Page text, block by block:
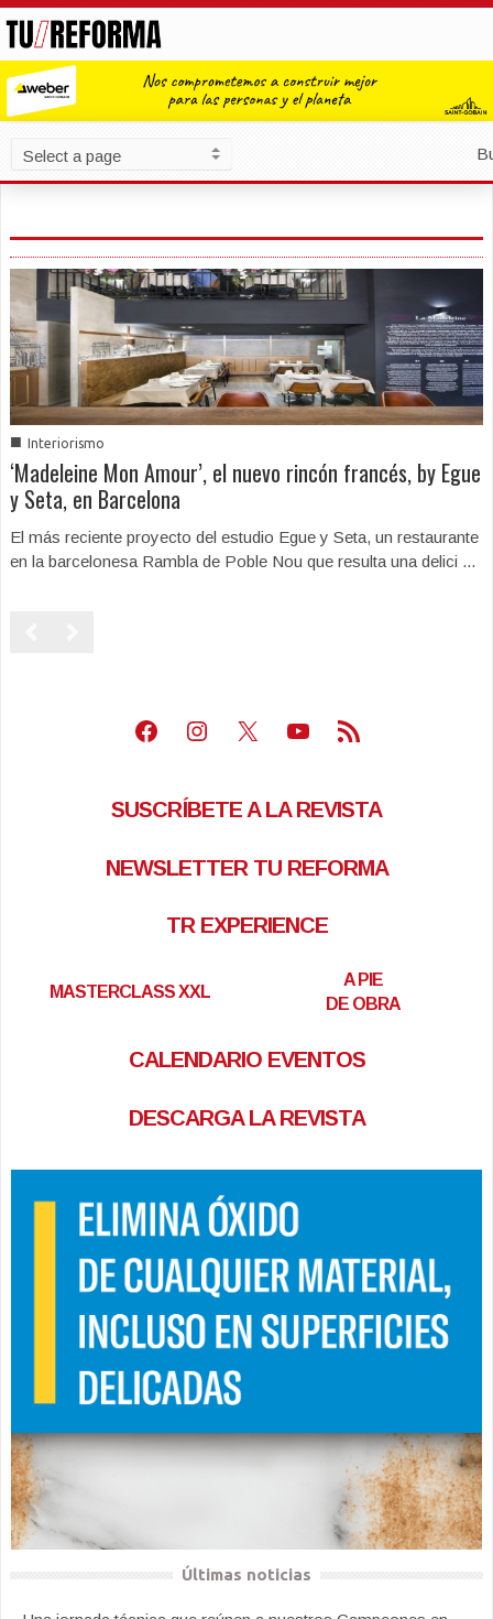
■ Interiorismo
‘Madeleine Mon Amour’, el nuevo rincón francés, by Egue
y Seta, en Barcelona
El más reciente proyecto del estudio Egue y Seta, un restaurante
en la barcelonesa Rambla de Poble Nou que resulta una delici ...
Facebook
Instagram
X Youtube
Feed RSS
SUSCRÍBETE A LA REVISTA
NEWSLETTER TU REFORMA
TR EXPERIENCE
MASTERCLASS XXL
A PIE
DE OBRA
CALENDARIO EVENTOS
DESCARGA LA REVISTA
Últimas noticias